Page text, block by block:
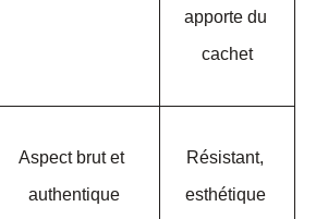
apporte du
cachet
Aspect brut et
authentique
Résistant,
esthétique